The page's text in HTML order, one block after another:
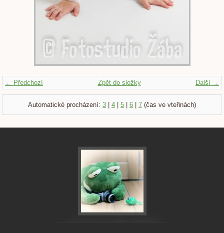
← Předchozí Další →
Zpět do složky
Automatické procházení: 3 4 5 6 7 (čas ve vteřinách)